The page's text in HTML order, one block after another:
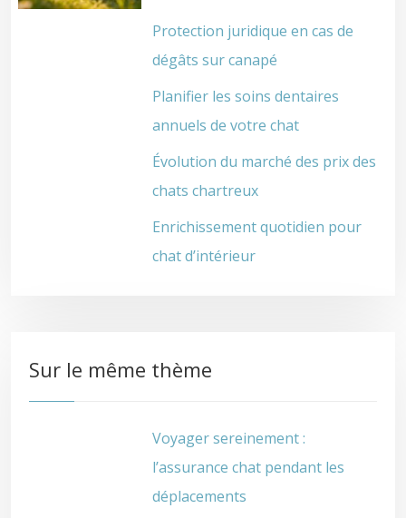
Protection juridique en cas de
dégâts sur canapé
Planifier les soins dentaires
annuels de votre chat
Évolution du marché des prix des
chats chartreux
Enrichissement quotidien pour
chat d’intérieur
Sur le même thème
Voyager sereinement :
l’assurance chat pendant les
déplacements